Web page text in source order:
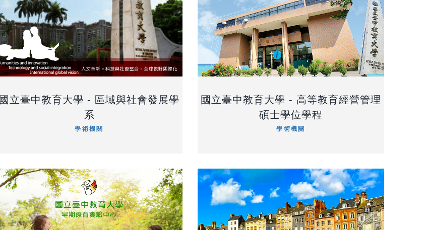
國立臺中教育大學 - 區域與社會發展學
系
學術機關
國立臺中教育大學 - 高等教育經營管理
碩士學位學程
學術機關